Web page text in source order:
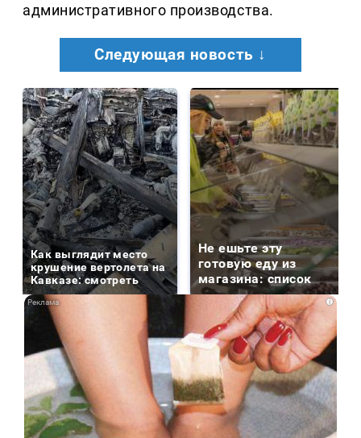
административного производства.
Следующая новость ↓
Как выглядит место
крушение вертолета на
Кавказе: смотреть
Не ешьте эту
готовую еду из
магазина: список
i